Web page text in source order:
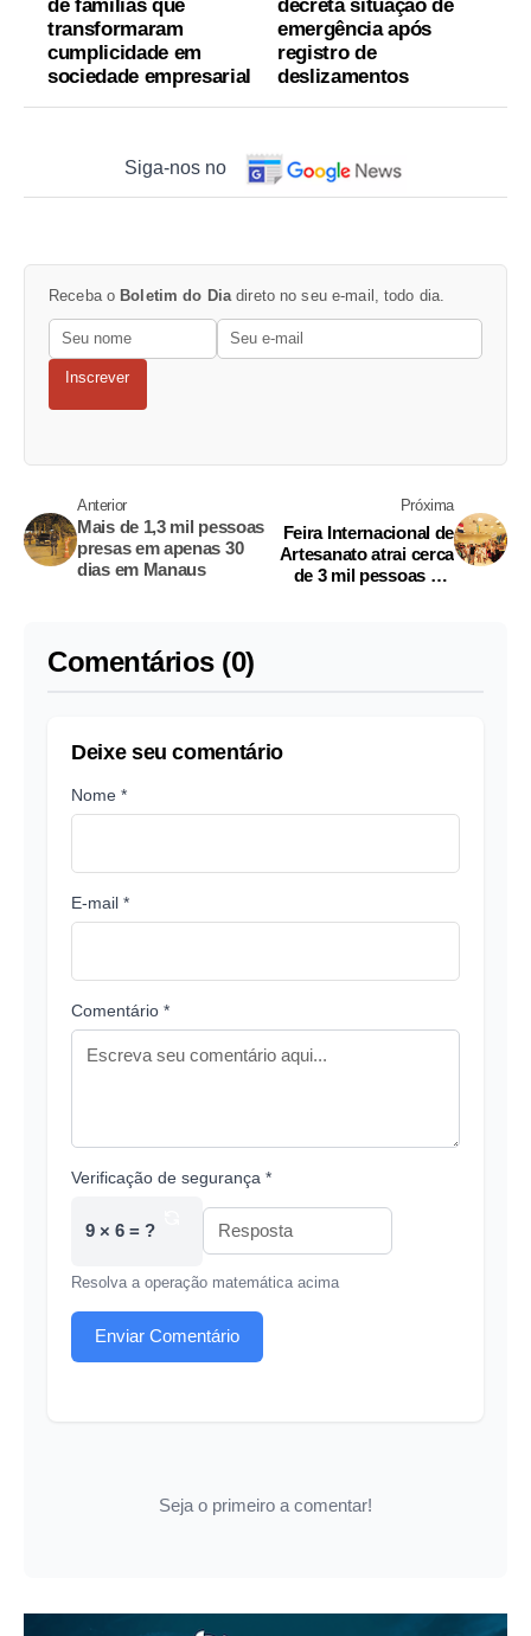
de famílias que
transformaram
cumplicidade em
sociedade empresarial
decreta situação de
emergência após
registro de
deslizamentos
Siga-nos no
Receba o Boletim do Diadireto no seu e-mail, todo dia.
Inscrever
Anterior
Mais de 1,3 mil pessoas
presas em apenas 30
dias em Manaus
Próxima
Feira Internacional de
Artesanato atrai cerca
de 3 mil pessoas em
Comentários (0)
Deixe seu comentário
Nome *
E-mail *
Comentário *
Verificação de segurança *
9 × 6 = ?
Resolva a operação matemática acima
Enviar Comentário
Seja o primeiro a comentar!